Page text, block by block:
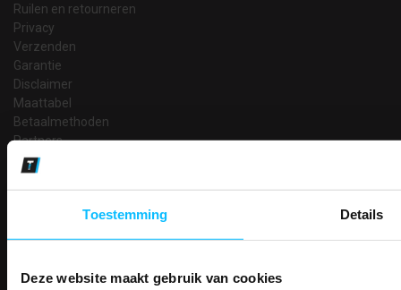
Toestemming Details
Deze website maakt gebruik van cookies
Ruilen en retourneren
Privacy
Verzenden
Garantie
Disclaimer
Maattabel
Betaalmethoden
Partners
Makkelijk shoppen
Bedruk- en borduurservice
14 Dagen tijd om te herroepen